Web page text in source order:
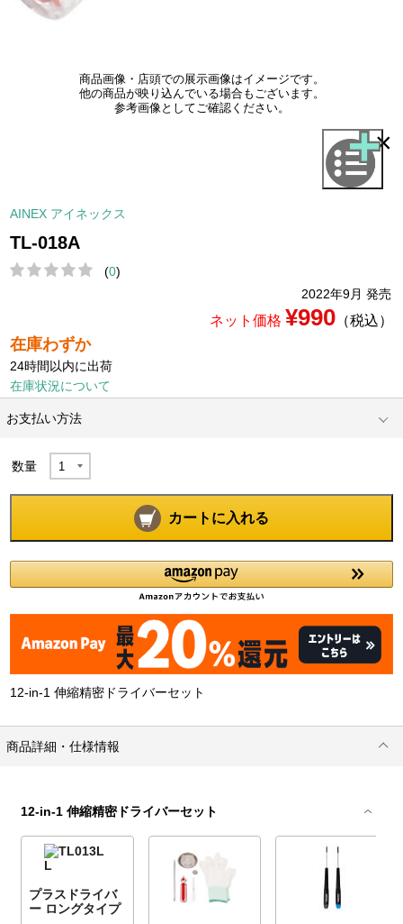
商品画像・店頭での展示画像はイメージです。
他の商品が映り込んでいる場合もございます。
参考画像としてご確認ください。
×
AINEX アイネックス
TL-018A
(0)
2022年9月 発売
ネット価格 ¥990（税込）
在庫わずか
24時間以内に出荷
在庫状況について
お支払い方法
数量
カートに入れる
12-in-1 伸縮精密ドライバーセット
商品詳細・仕様情報
12-in-1 伸縮精密ドライバーセット
プラスドライバ
ー ロングタイプ